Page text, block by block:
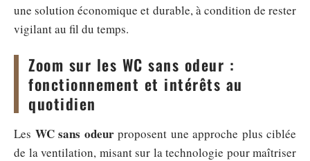
une solution économique et durable, à condition de rester
vigilant au fil du temps.
Zoom sur les WC sans odeur :
fonctionnement et intérêts au
quotidien
Les WC sans odeurproposent une approche plus ciblée
de la ventilation, misant sur la technologie pour maîtriser